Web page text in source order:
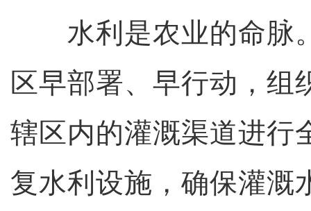
水利是农业的命脉
区早部署、早行动，组
辖区内的灌溉渠道进行
复水利设施，确保灌溉